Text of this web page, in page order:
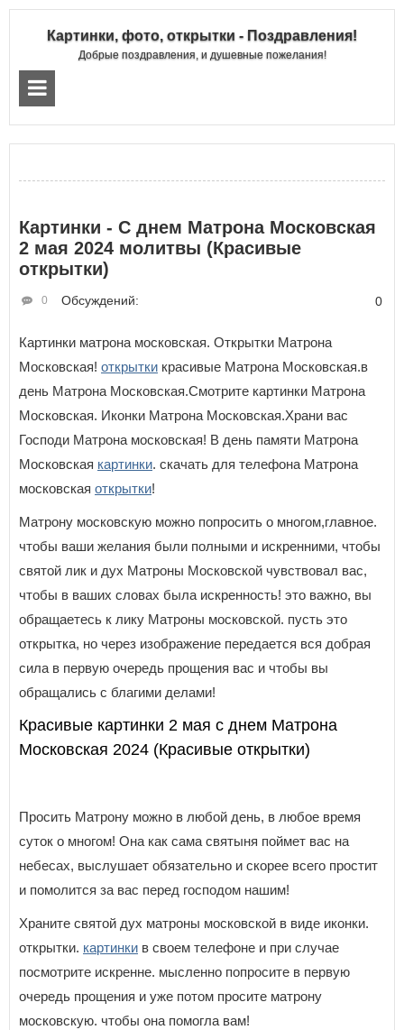
Картинки, фото, открытки - Поздравления!
Добрые поздравления, и душевные пожелания!
Картинки - С днем Матрона Московская
2 мая 2024 молитвы (Красивые
открытки)
Обсуждений:
0 0
Картинки матрона московская. Открытки Матрона
Московская! открытки красивые Матрона Московская.в
день Матрона Московская.Смотрите картинки Матрона
Московская. Иконки Матрона Московская.Храни вас
Господи Матрона московская! В день памяти Матрона
Московская картинки. скачать для телефона Матрона
московская открытки!
Матрону московскую можно попросить о многом,главное.
чтобы ваши желания были полными и искренними, чтобы
святой лик и дух Матроны Московской чувствовал вас,
чтобы в ваших словах была искренность! это важно, вы
обращаетесь к лику Матроны московской. пусть это
открытка, но через изображение передается вся добрая
сила в первую очередь прощения вас и чтобы вы
обращались с благими делами!
Красивые картинки 2 мая с днем Матрона
Московская 2024 (Красивые открытки)
Просить Матрону можно в любой день, в любое время
суток о многом! Она как сама святыня поймет вас на
небесах, выслушает обязательно и скорее всего простит
и помолится за вас перед господом нашим!
Храните святой дух матроны московской в виде иконки.
открытки. картинки в своем телефоне и при случае
посмотрите искренне. мысленно попросите в первую
очередь прощения и уже потом просите матрону
московскую. чтобы она помогла вам!